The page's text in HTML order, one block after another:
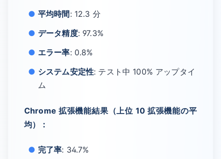
平均時間 : 12.3 分
データ精度: 97.3%
エラー率: 0.8%
システム安定性: テスト中 100% アップタイ
ム
Chrome 拡張機能結果（上位 10 拡張機能の平
均）：
完了率: 34.7%